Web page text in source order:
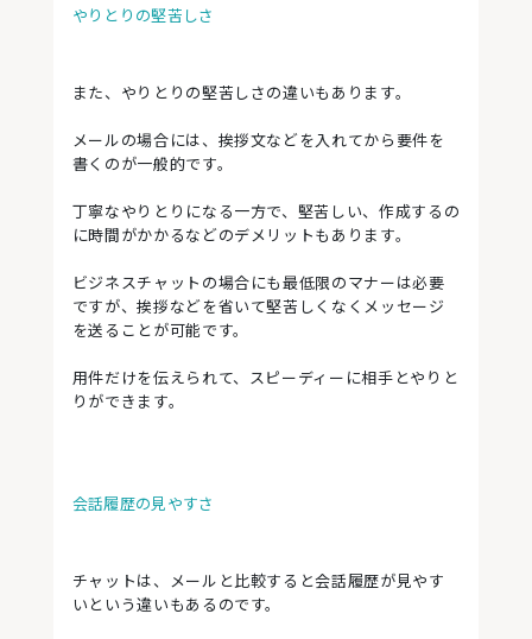
やりとりの堅苦しさ
また、やりとりの堅苦しさの違いもあります。
メールの場合には、挨拶文などを入れてから要件を
書くのが一般的です。
丁寧なやりとりになる一方で、堅苦しい、作成するの
に時間がかかるなどのデメリットもあります。
ビジネスチャットの場合にも最低限のマナーは必要
ですが、挨拶などを省いて堅苦しくなくメッセージ
を送ることが可能です。
用件だけを伝えられて、スピーディーに相手とやりと
りができます。
会話履歴の見やすさ
チャットは、メールと比較すると会話履歴が見やす
いという違いもあるのです。